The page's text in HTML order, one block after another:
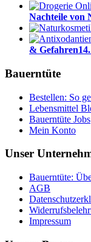
Nachteile von
& Gefahren
Bauerntüte
Bestellen: So
Lebensmittel
Bauerntüte Jobs
Mein Konto
Unser
Bauerntüte:
AGB
Impressum